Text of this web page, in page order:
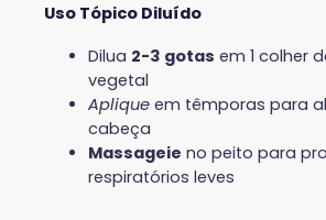
Uso Tópico Diluído
Dilua 2-3 gotas em 1 colher
vegetal
Aplique em têmporas para
cabeça
Massageie no peito para
respiratórios leves